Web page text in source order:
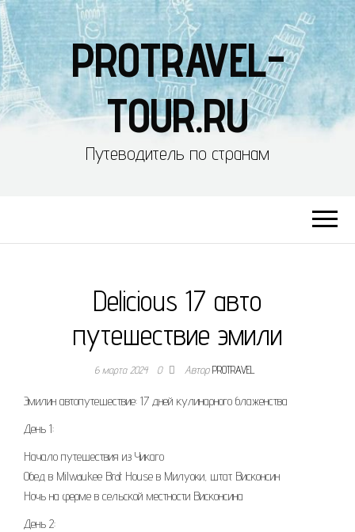
PROTRAVEL-
TOUR.RU
Путеводитель по странам
Delicious 17 авто
путешествие эмили
6 марта 2024 0 АвторPROTRAVEL
Эмилин автопутешествие: 17 дней кулинарного блаженства
День 1:
Начало путешествия из Чикаго
Обед в Milwaukee Brat House в Милуоки, штат Висконсин
Ночь на ферме в сельской местности Висконсина
День 2: